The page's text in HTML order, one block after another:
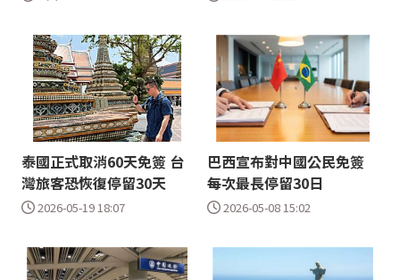
泰國正式取消60天免簽 台
灣旅客恐恢復停留30天
2026-05-19 18:07
巴西宣布對中國公民免簽
每次最長停留30日
2026-05-08 15:02